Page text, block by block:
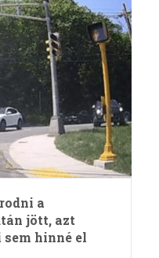
a
jött, azt
hinné el